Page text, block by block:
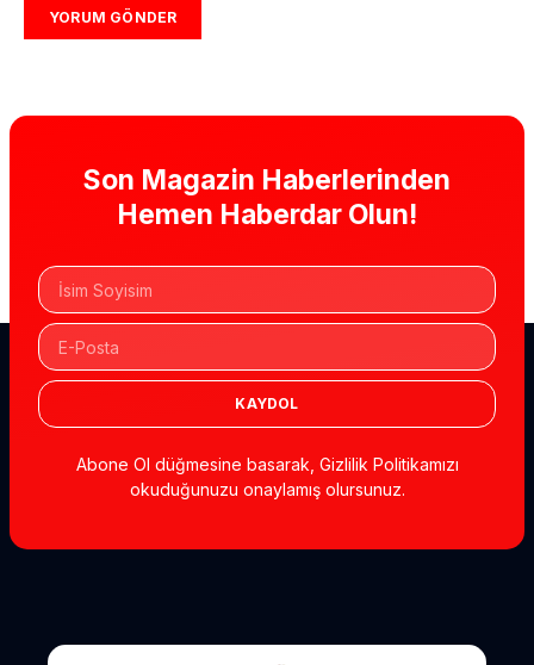
Son Magazin Haberlerinden
Hemen Haberdar Olun!
KAYDOL
Abone Ol düğmesine basarak, Gizlilik Politikamızı
okuduğunuzu onaylamış olursunuz.